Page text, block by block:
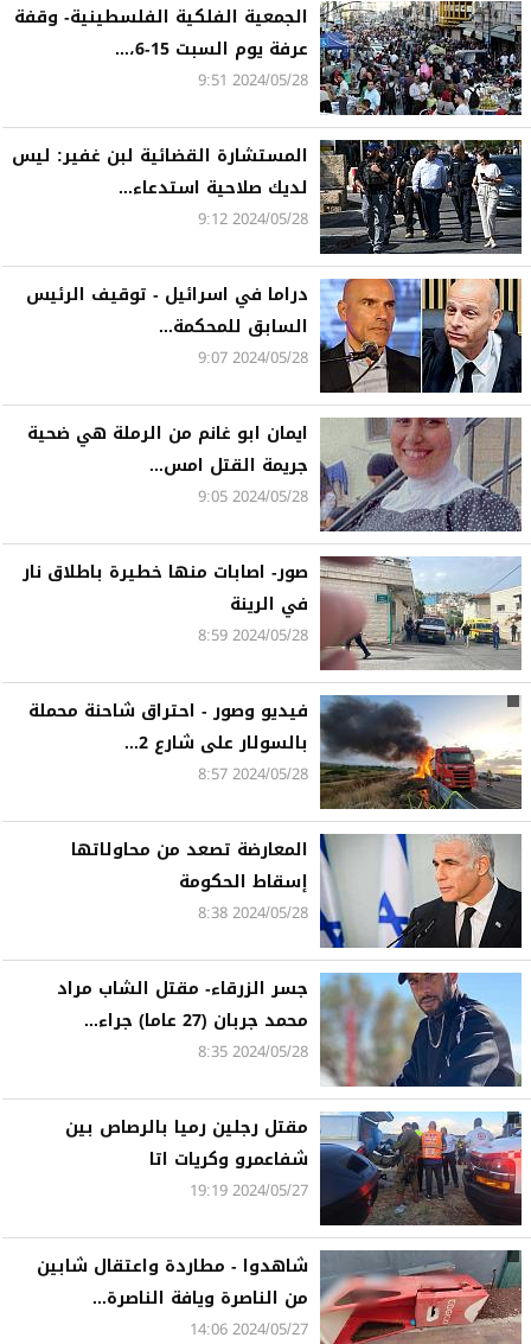
الجمعية الفلكية الفلسطينية- وقفة
عرفة يوم السبت 15-6،...
2024/05/28 9:51
المستشارة القضائية لبن غفير: ليس
لديك صلاحية استدعاء...
2024/05/28 9:12
دراما في اسرائيل - توقيف الرئيس
السابق للمحكمة...
2024/05/28 9:07
ايمان ابو غانم من الرملة هي ضحية
جريمة القتل امس...
2024/05/28 9:05
صور- اصابات منها خطيرة باطلاق نار
في الرينة
2024/05/28 8:59
فيديو وصور - احتراق شاحنة محملة
بالسولار على شارع 2...
2024/05/28 8:57
المعارضة تصعد من محاولاتها
إسقاط الحكومة
2024/05/28 8:38
جسر الزرقاء- مقتل الشاب مراد
محمد جربان (27 عاما) جراء...
2024/05/28 8:35
مقتل رجلين رميا بالرصاص بين
شفاعمرو وكريات اتا
2024/05/27 19:19
شاهدوا - مطاردة واعتقال شابين
من الناصرة ويافة الناصرة...
2024/05/27 14:06